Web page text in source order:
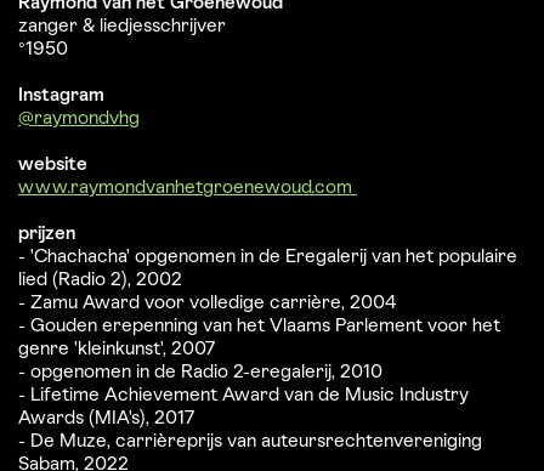
Raymond van het Groenewoud
zanger & liedjesschrijver
°1950
Instagram
@raymondvhg
website
www.raymondvanhetgroenewoud.com
prijzen
- 'Chachacha' opgenomen in de Eregalerij van het populaire
lied (Radio 2), 2002
- Zamu Award voor volledige carrière, 2004
- Gouden erepenning van het Vlaams Parlement voor het
genre 'kleinkunst', 2007
- opgenomen in de Radio 2-eregalerij, 2010
- Lifetime Achievement Award van de Music Industry
Awards (MIA's), 2017
- De Muze, carrièreprijs van auteursrechtenvereniging
Sabam, 2022